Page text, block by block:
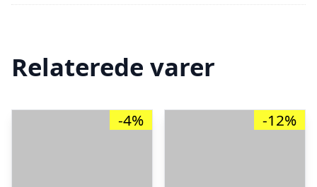
Relaterede varer
-4% -12%